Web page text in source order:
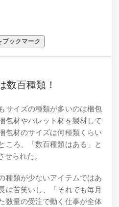
ブックマーク
数百種類！
サイズの種類が多いのは梱包
包材やパレット材を製材して
包材のサイズは何種類くらい
ころ、「数百種類はある」と
られた。
種類が少ないアイテムではあ
は苦笑いし、「それでも毎月
数量の受注で動く仕事が全体